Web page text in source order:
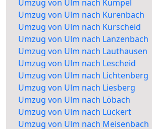
Umzug von Ulm nach Kümpel
Umzug von Ulm nach Kurenbach
Umzug von Ulm nach Kurscheid
Umzug von Ulm nach Lanzenbach
Umzug von Ulm nach Lauthausen
Umzug von Ulm nach Lescheid
Umzug von Ulm nach Lichtenberg
Umzug von Ulm nach Liesberg
Umzug von Ulm nach Löbach
Umzug von Ulm nach Lückert
Umzug von Ulm nach Meisenbach